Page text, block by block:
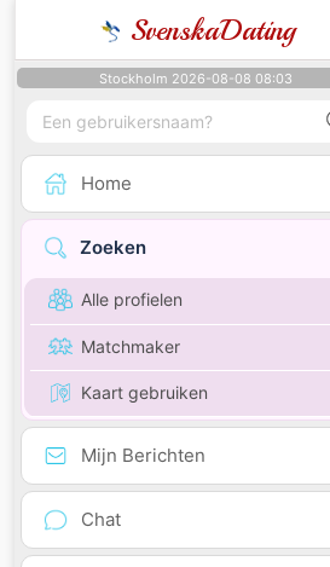
SvenskaDating
Stockholm 2026-08-08 08:03
Home
Zoeken
Alle profielen
Matchmaker
Kaart gebruiken
Mijn Berichten
Chat